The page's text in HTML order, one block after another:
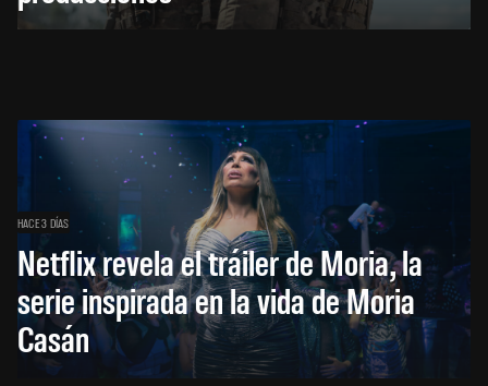
HACE 3 DÍAS
Netflix revela el tráiler de Moria, la
serie inspirada en la vida de Moria
Casán